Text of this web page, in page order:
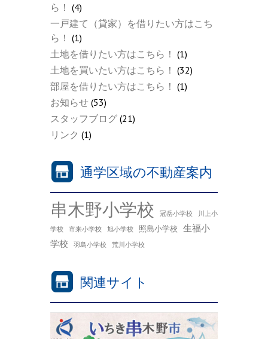
ら！ (4)
一戸建て（貸家）を借りたい方はこち
ら！ (1)
土地を借りたい方はこちら！ (1)
土地を買いたい方はこちら！ (32)
部屋を借りたい方はこちら！ (1)
お知らせ (53)
スタッフブログ (21)
リンク (1)
通学区域の不動産案内
串木野小学校 冠岳小学校
川上小
学校
市来小学校 旭小学校 照島小学校 生福小
学校
羽島小学校 荒川小学校
関連サイト